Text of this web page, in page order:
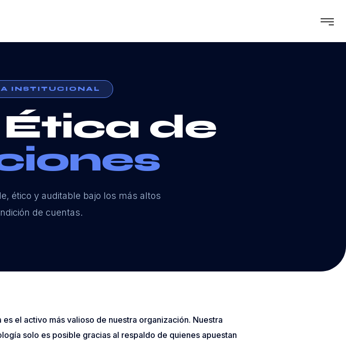
INSTITUCIONAL
de
ético y auditable bajo los más altos
de cuentas.
el activo más valioso de nuestra organización. Nuestra
solo es posible gracias al respaldo de quienes apuestan